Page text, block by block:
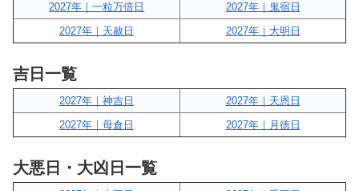
2027年｜一粒万倍日
2027年｜鬼宿日
2027年｜天赦日
2027年｜大明日
吉日一覧
2027年｜神吉日
2027年｜天恩日
2027年｜母倉日
2027年｜月徳日
大悪日・大凶日一覧